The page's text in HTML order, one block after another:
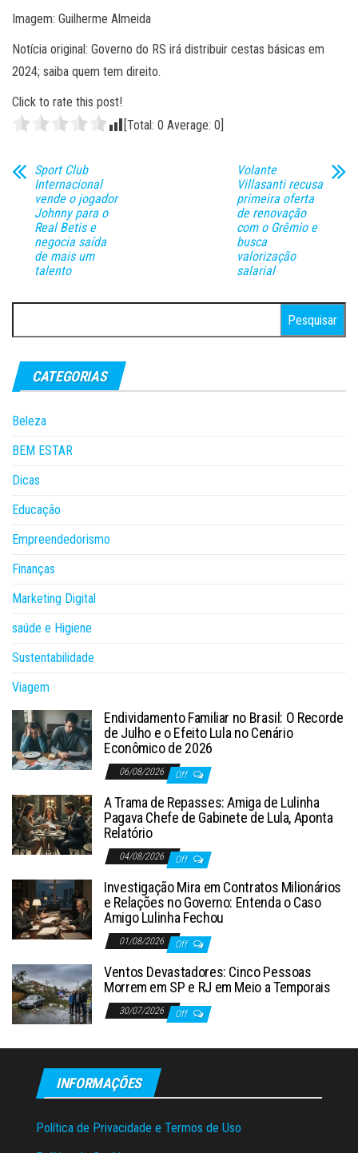
Imagem: Guilherme Almeida
Notícia original: Governo do RS irá distribuir cestas básicas em
2024; saiba quem tem direito.
Click to rate this post!
[Total: 0 Average: 0]
Sport Club
Internacional
vende o jogador
Johnny para o
Real Betis e
negocia saída
de mais um
talento
Volante
Villasanti recusa
primeira oferta
de renovação
com o Grêmio e
busca
valorização
salarial
por:
CATEGORIAS
Beleza
BEM ESTAR
Dicas
Educação
Empreendedorismo
Finanças
Marketing Digital
saúde e Higiene
Sustentabilidade
Viagem
Endividamento Familiar no Brasil: O Recorde
de Julho e o Efeito Lula no Cenário
Econômico de 2026
06/08/2026 Off
A Trama de Repasses: Amiga de Lulinha
Pagava Chefe de Gabinete de Lula, Aponta
Relatório
04/08/2026 Off
Investigação Mira em Contratos Milionários
e Relações no Governo: Entenda o Caso
Amigo Lulinha Fechou
01/08/2026 Off
Ventos Devastadores: Cinco Pessoas
Morrem em SP e RJ em Meio a Temporais
30/07/2026 Off
INFORMAÇÕES
Política de Privacidade e Termos de Uso